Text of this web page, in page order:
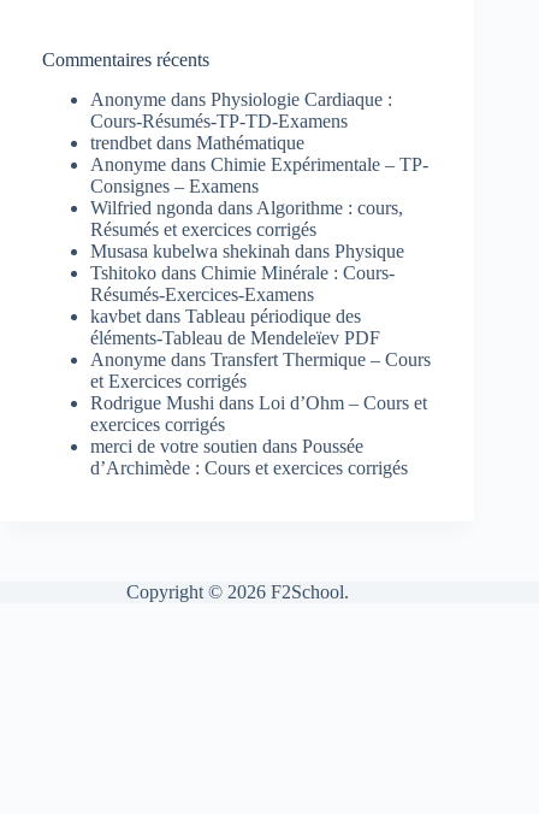
Commentaires récents
Anonyme dans Physiologie Cardiaque :
Cours-Résumés-TP-TD-Examens
trendbet dans Mathématique
Anonyme dans Chimie Expérimentale – TP-
Consignes – Examens
Wilfried ngonda dans Algorithme : cours,
Résumés et exercices corrigés
Musasa kubelwa shekinah dans Physique
Tshitoko dans Chimie Minérale : Cours-
Résumés-Exercices-Examens
kavbet dans Tableau périodique des
éléments-Tableau de Mendeleïev PDF
Anonyme dans Transfert Thermique – Cours
et Exercices corrigés
Rodrigue Mushi dans Loi d’Ohm – Cours et
exercices corrigés
merci de votre soutien dans Poussée
d’Archimède : Cours et exercices corrigés
Copyright © 2026 F2School.